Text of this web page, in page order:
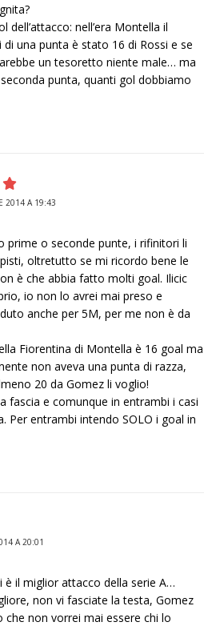
dell’attacco: nell’era Montella il
una punta è stato 16 di Rossi e se
un tesoretto niente male… ma
punta, quanti gol dobbiamo
2014 A 19:43
prime o seconde punte, i rifinitori li
oltretutto se mi ricordo bene le
è che abbia fatto molti goal. Ilicic
io non lo avrei mai preso e
anche per 5M, per me non è da
Fiorentina di Montella è 16 goal ma
non aveva una punta di razza,
20 da Gomez li voglio!
fascia e comunque in entrambi i casi
Per entrambi intendo SOLO i goal in
A 20:01
è il miglior attacco della serie A…
non vi fasciate la testa, Gomez
che non vorrei mai essere chi lo